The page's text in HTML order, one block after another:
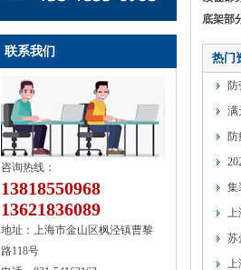
联系我们
咨询热线：
13818550968
13621836089
地址：上海市金山区枫泾镇曹黎
路118号
底架部
热门
满
集
上
苏
上